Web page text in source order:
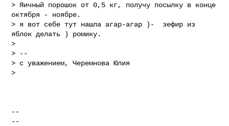
> Яичный порошок от 0,5 кг, получу посылку в конце
октября - ноябре.
> я вот себе тут нашла агар-агар )-  зефир из
яблок делать ) ромику.
>
> --
> с уважением, Черемнова Юлия
>
--
--